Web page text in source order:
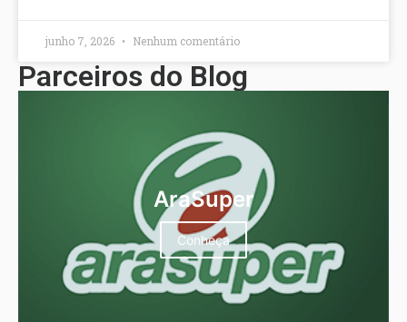
junho 7, 2026 Nenhum comentário
Parceiros do Blog
AraSuper
Conheça